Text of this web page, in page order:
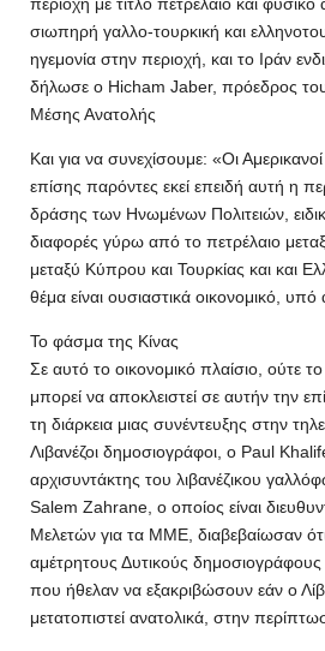
σιωπηρή γαλλο-τουρκική και
ηγεμονία στην περιοχή, και το Ιράν
δήλωσε ο Hicham Jaber, πρόεδρος
Μέσης Ανατολής
Και για να συνεχίσουμε: «Οι Αμερικανοί
επίσης παρόντες εκεί επειδή αυτή η
δράσης των Ηνωμένων Πολιτειών,
διαφορές γύρω από το πετρέλαιο
μεταξύ Κύπρου και Τουρκίας και και
θέμα είναι ουσιαστικά οικονομικό,
Το φάσμα της Κίνας
Σε αυτό το οικονομικό πλαίσιο, ούτε
μπορεί να αποκλειστεί σε αυτήν την
τη διάρκεια μιας συνέντευξης στην
Λιβανέζοι δημοσιογράφοι, ο Paul
αρχισυντάκτης του λιβανέζικου
Salem Zahrane, ο οποίος είναι
Μελετών για τα ΜΜΕ, διαβεβαίωσαν
αμέτρητους Δυτικούς δημοσιογράφους
που ήθελαν να εξακριβώσουν εάν ο
μετατοπιστεί ανατολικά, στην